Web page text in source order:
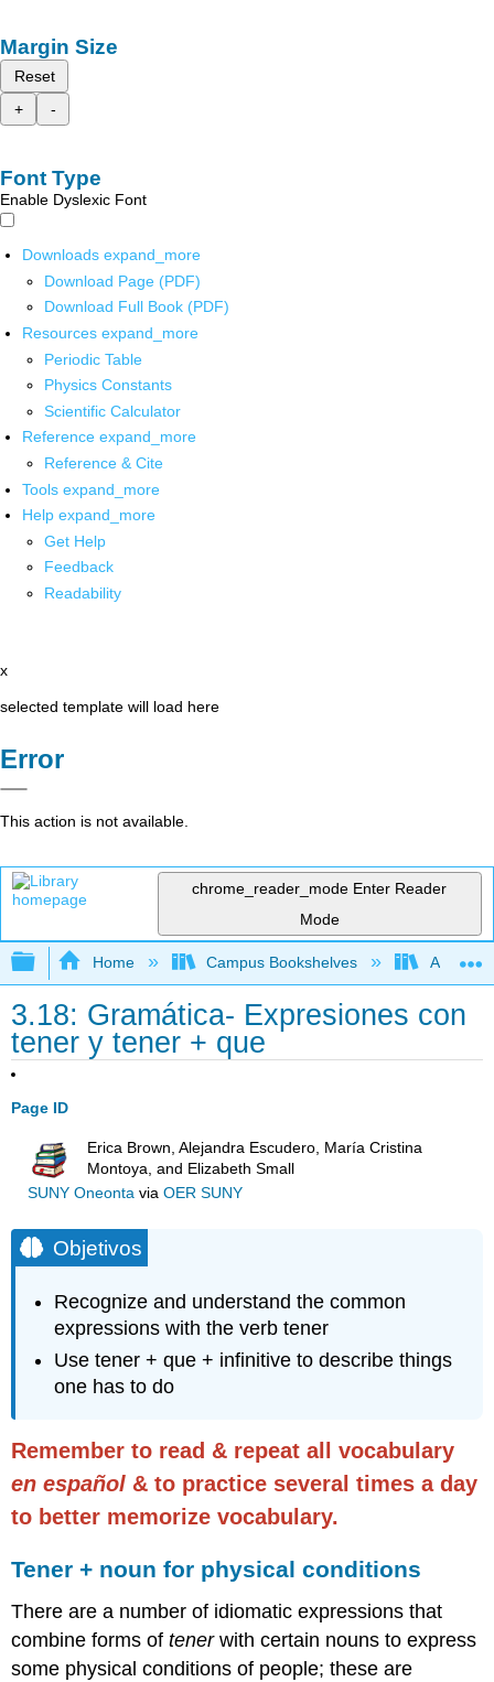
Margin Size
Reset
+
-
Font Type
Enable Dyslexic Font
Downloads expand_more
Download Page (PDF)
Download Full Book (PDF)
Resources expand_more
Periodic Table
Physics Constants
Scientific Calculator
Reference expand_more
Reference & Cite
Tools expand_more
Help expand_more
Get Help
Feedback
Readability
x
selected template will load here
Error
This action is not available.
chrome_reader_mode Enter Reader
Mode
Expand/collapse global hierarchy
Home Campus Bookshelves
3.18: Gramática- Expresiones con
tener y tener + que
Page ID
Erica Brown, Alejandra Escudero, María Cristina
Montoya, and Elizabeth Small
SUNY Oneontavia OER SUNY
Objetivos
Recognize and understand the common
expressions with the verb tener
Use tener + que + infinitive to describe things
one has to do
Remember to read & repeat all vocabulary
en español & to practice several times a day
to better memorize vocabulary.
Tener + noun for physical conditions
There are a number of idiomatic expressions that
combine forms oftenerwith certain nouns to express
some physical conditions of people; these are